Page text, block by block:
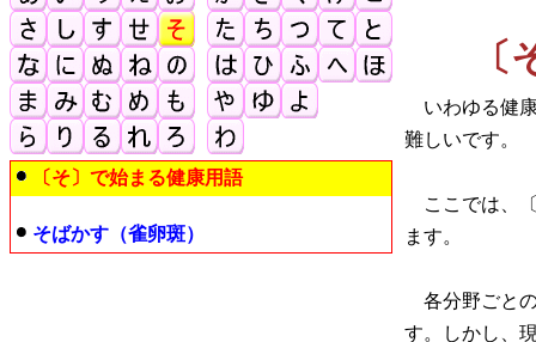
いわゆる健
難しいです。
ここでは、
ます。
各分野ごと
す。しかし、
〔そ〕で始まる健康用語
そばかす（雀卵斑）